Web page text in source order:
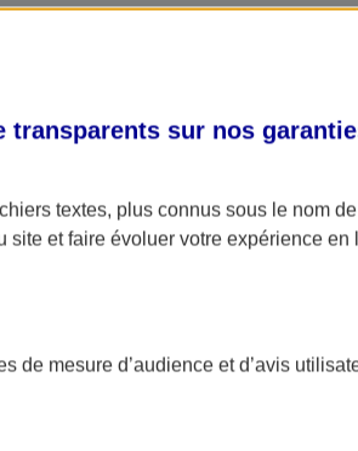
transparents sur nos
textes, plus connus sous le nom de
et faire évoluer votre expérience
de mesure d’audience et d’avis